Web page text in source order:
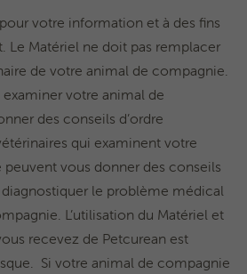
votre information et à des fins
Le Matériel ne doit pas remplacer
de votre animal de compagnie.
votre animal de
des conseils d’ordre
qui examinent votre
vous donner des conseils
diagnostiquer le problème médical
L’utilisation du Matériel et
recevez de Petcurean est
Si votre animal de compagnie